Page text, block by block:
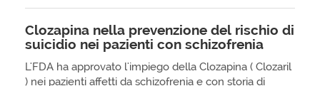
Clozapina nella prevenzione del rischio di
suicidio nei pazienti con schizofrenia
L'FDA ha approvato l'impiego della Clozapina ( Clozaril
) nei pazienti affetti da schizofrenia e con storia di